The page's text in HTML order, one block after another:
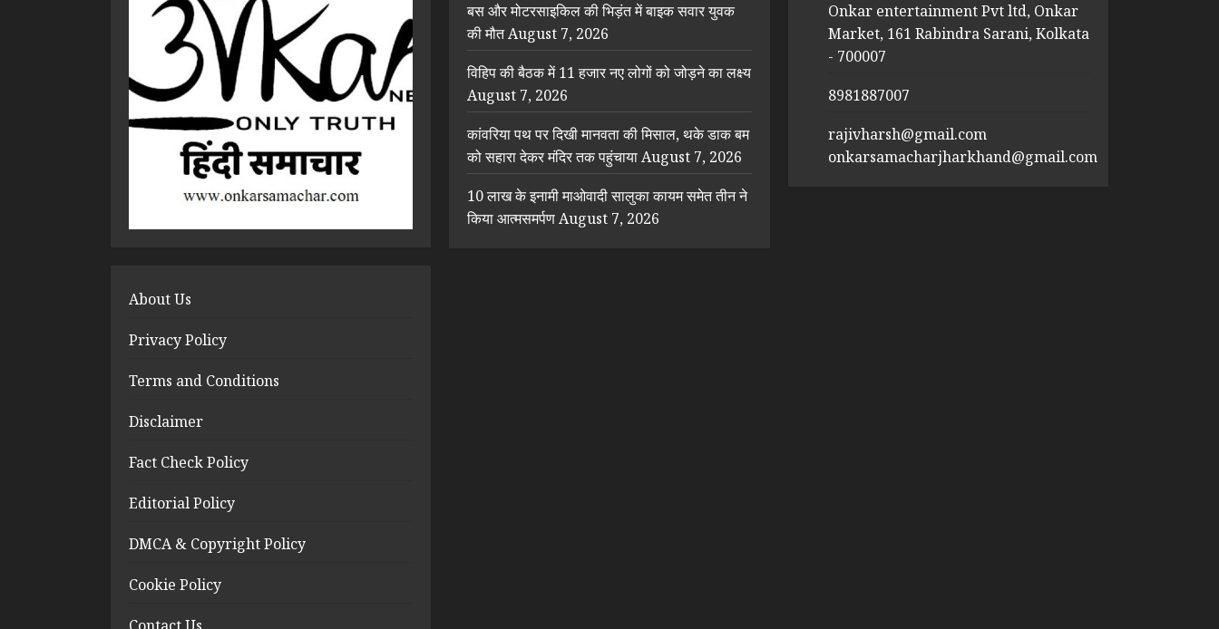
About Us
Privacy Policy
Terms and Conditions
Disclaimer
Fact Check Policy
Editorial Policy
DMCA & Copyright Policy
Cookie Policy
बस और मोटरसाइकिल की भिड़ंत में बाइक सवार युवक
की मौतAugust 7, 2026
विहिप की बैठक में 11 हजार नए लोगों को जोड़ने का लक्ष्य
August 7, 2026
कांवरिया पथ पर दिखी मानवता की मिसाल, थके डाक बम
को सहारा देकर मंदिर तक पहुंचायाAugust 7, 2026
10 लाख के इनामी माओवादी सालुका कायम समेत तीन ने
किया आत्मसमर्पणAugust 7, 2026
Onkar entertainment Pvt ltd, Onkar
Market, 161 Rabindra Sarani, Kolkata
- 700007
8981887007
rajivharsh@gmail.com
onkarsamacharjharkhand@gmail.com